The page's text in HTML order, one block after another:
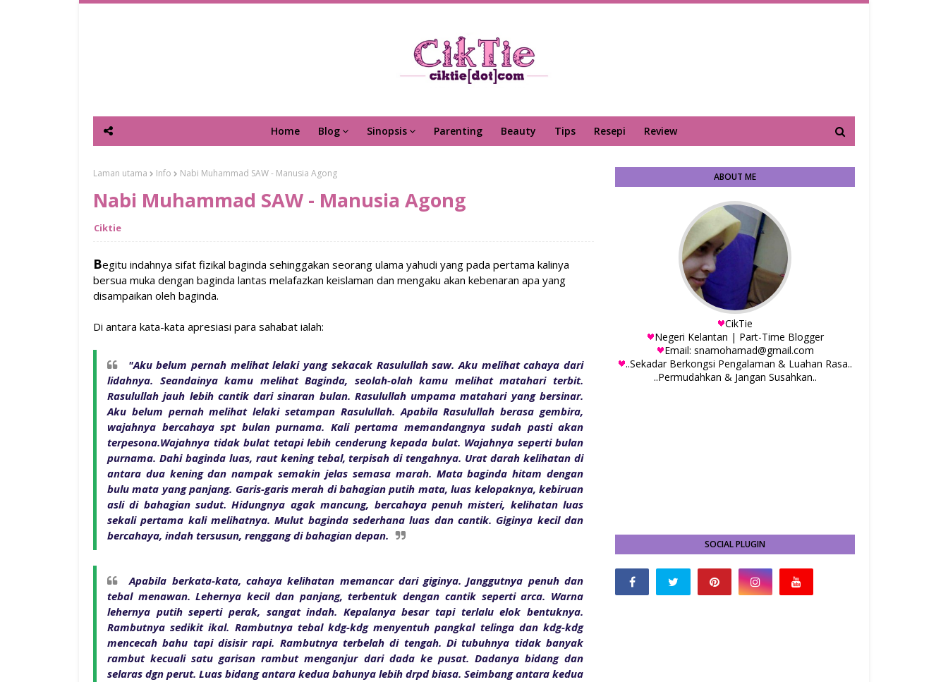
Home Blog Sinopsis Parenting Beauty Tips Resepi Review
Laman utama Info Nabi Muhammad SAW - Manusia Agong
Nabi Muhammad SAW - Manusia Agong
Ciktie
Begitu indahnya sifat fizikal baginda sehinggakan seorang ulama yahudi yang pada pertama kalinya
bersua muka dengan baginda lantas melafazkan keislaman dan mengaku akan kebenaran apa yang
disampaikan oleh baginda.
Di antara kata-kata apresiasi para sahabat ialah:
"Aku belum pernah melihat lelaki yang sekacak Rasulullah saw. Aku melihat cahaya dari
lidahnya. Seandainya kamu melihat Baginda, seolah-olah kamu melihat matahari terbit.
Rasulullah jauh lebih cantik dari sinaran bulan. Rasulullah umpama matahari yang bersinar.
Aku belum pernah melihat lelaki setampan Rasulullah. Apabila Rasulullah berasa gembira,
wajahnya bercahaya spt bulan purnama. Kali pertama memandangnya sudah pasti akan
terpesona.Wajahnya tidak bulat tetapi lebih cenderung kepada bulat. Wajahnya seperti bulan
purnama. Dahi baginda luas, raut kening tebal, terpisah di tengahnya. Urat darah kelihatan di
antara dua kening dan nampak semakin jelas semasa marah. Mata baginda hitam dengan
bulu mata yang panjang. Garis-garis merah di bahagian putih mata, luas kelopaknya, kebiruan
asli di bahagian sudut. Hidungnya agak mancung, bercahaya penuh misteri, kelihatan luas
sekali pertama kali melihatnya. Mulut baginda sederhana luas dan cantik. Giginya kecil dan
bercahaya, indah tersusun, renggang di bahagian depan.
Apabila berkata-kata, cahaya kelihatan memancar dari giginya. Janggutnya penuh dan
tebal menawan. Lehernya kecil dan panjang, terbentuk dengan cantik seperti arca. Warna
lehernya putih seperti perak, sangat indah. Kepalanya besar tapi terlalu elok bentuknya.
Rambutnya sedikit ikal. Rambutnya tebal kdg-kdg menyentuh pangkal telinga dan kdg-kdg
mencecah bahu tapi disisir rapi. Rambutnya terbelah di tengah. Di tubuhnya tidak banyak
rambut kecuali satu garisan rambut menganjur dari dada ke pusat. Dadanya bidang dan
selaras dgn perut. Luas bidang antara kedua bahunya lebih drpd biasa. Seimbang antara kedua
ABOUT ME
CikTie
Negeri Kelantan | Part-Time Blogger
Email: snamohamad@gmail.com
..Sekadar Berkongsi Pengalaman & Luahan Rasa..
..Permudahkan & Jangan Susahkan..
SOCIAL PLUGIN